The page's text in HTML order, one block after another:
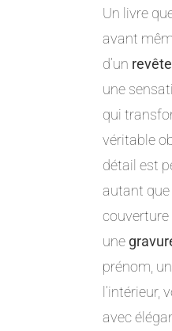
Un livre
avant
d’un
une
qui
véritable
détail est
autant que
une
prénom,
l’intérieur,
avec